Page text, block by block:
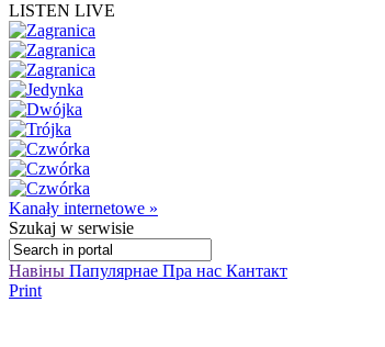
LISTEN LIVE
Kanały internetowe »
Szukaj w serwisie
Навіны Папулярнае Пра нас Кантакт
Print